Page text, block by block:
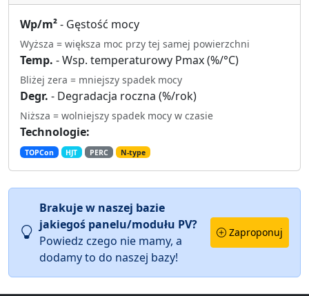
Wp/m²- Gęstość mocy
Wyższa = większa moc przy tej samej powierzchni
Temp. - Wsp. temperaturowy Pmax (%/°C)
Bliżej zera = mniejszy spadek mocy
Degr. - Degradacja roczna (%/rok)
Niższa = wolniejszy spadek mocy w czasie
Technologie:
TOPCon HJT PERC N-type
Brakuje w naszej bazie
jakiegoś panelu/modułu PV?
Powiedz czego nie mamy, a
dodamy to do naszej bazy!
Zaproponuj